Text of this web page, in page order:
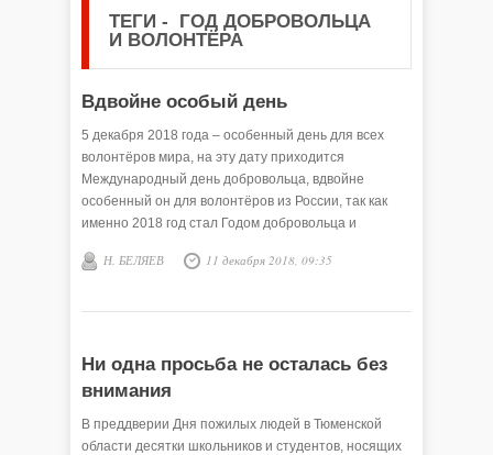
ТЕГИ - ГОД ДОБРОВОЛЬЦА
И ВОЛОНТЁРА
Вдвойне особый день
5 декабря 2018 года – особенный день для всех
волонтёров мира, на эту дату приходится
Международный день добровольца, вдвойне
особенный он для волонтёров из России, так как
именно 2018 год стал Годом добровольца и
Н. БЕЛЯЕВ 11 декабря 2018, 09:35
Ни одна просьба не осталась без
внимания
В преддверии Дня пожилых людей в Тюменской
области десятки школьников и студентов, носящих